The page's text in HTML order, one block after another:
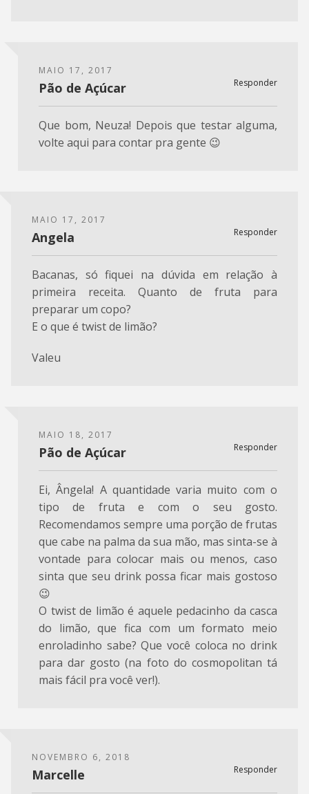
MAIO 17, 2017
Responder
Pão de Açúcar
Que bom, Neuza! Depois que testar alguma,
volte aqui para contar pra gente 😉
MAIO 17, 2017
Responder
Angela
Bacanas, só fiquei na dúvida em relação à
primeira receita. Quanto de fruta para
preparar um copo?
E o que é twist de limão?
Valeu
MAIO 18, 2017
Responder
Pão de Açúcar
Ei, Ângela! A quantidade varia muito com o
tipo de fruta e com o seu gosto.
Recomendamos sempre uma porção de frutas
que cabe na palma da sua mão, mas sinta-se à
vontade para colocar mais ou menos, caso
sinta que seu drink possa ficar mais gostoso
😉
O twist de limão é aquele pedacinho da casca
do limão, que fica com um formato meio
enroladinho sabe? Que você coloca no drink
para dar gosto (na foto do cosmopolitan tá
mais fácil pra você ver!).
NOVEMBRO 6, 2018
Responder
Marcelle